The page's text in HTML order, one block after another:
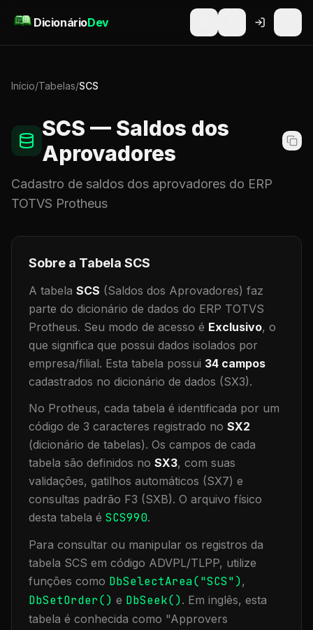
DicionárioDev
Início/Tabelas/SCS
SCS — Saldos dos
Aprovadores
Cadastro de saldos dos aprovadores do ERP
TOTVS Protheus
Sobre a Tabela SCS
A tabela SCS (Saldos dos Aprovadores) faz
parte do dicionário de dados do ERP TOTVS
Protheus. Seu modo de acesso é Exclusivo, o
que significa que possui dados isolados por
empresa/filial. Esta tabela possui 34 campos
cadastrados no dicionário de dados (SX3).
No Protheus, cada tabela é identificada por um
código de 3 caracteres registrado no SX2
(dicionário de tabelas). Os campos de cada
tabela são definidos no SX3, com suas
validações, gatilhos automáticos (SX7) e
consultas padrão F3 (SXB). O arquivo físico
desta tabela é SCS990.
Para consultar ou manipular os registros da
tabela SCS em código ADVPL/TLPP, utilize
funções como DbSelectArea("SCS"),
DbSetOrder() e DbSeek(). Em inglês, esta
tabela é conhecida como "Approvers